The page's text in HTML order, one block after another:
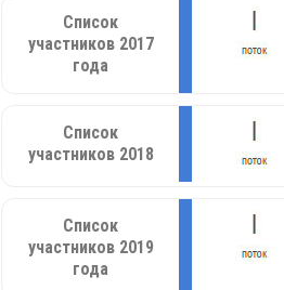
Список
участников 2017
года
Список
участников 2018
Список
участников 2019
года